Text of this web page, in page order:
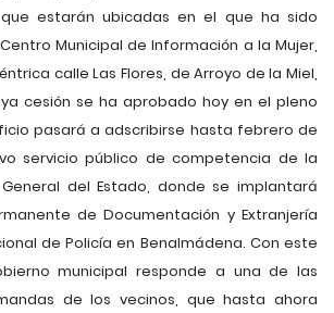
estarán ubicadas en el que ha sido
Municipal de Información a la Mujer,
calle Las Flores, de Arroyo de la Miel,
cesión se ha aprobado hoy en el pleno
pasará a adscribirse hasta febrero de
servicio público de competencia de la
del Estado, donde se implantará
de Documentación y Extranjería
de Policía en Benalmádena. Con este
municipal responde a una de las
de los vecinos, que hasta ahora